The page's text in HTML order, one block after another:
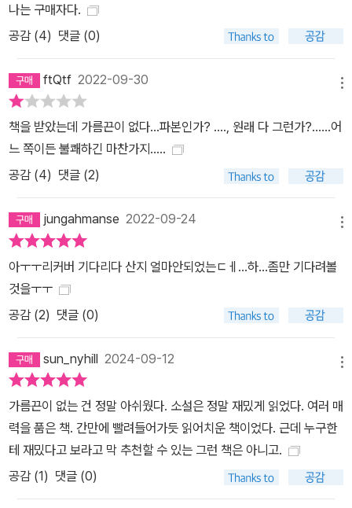
나는 구매자다.
공감 (4) 댓글 (0)
ftQtf 2022-09-30
책을 받았는데 가름끈이 없다...파본인가? ...., 원래 다 그런가?......어
느 쪽이든 불쾌하긴 마찬가지.....
공감 (4) 댓글 (2)
jungahmanse 2022-09-24
아ㅜㅜ리커버 기다리다 산지 얼마안되었는ㄷㅔ...하...좀만 기다려볼
것을ㅜㅜ
공감 (2) 댓글 (0)
sun_nyhill 2024-09-12
가름끈이 없는 건 정말 아쉬웠다. 소설은 정말 재밌게 읽었다. 여러 매
력을 품은 책. 간만에 빨려들어가듯 읽어치운 책이었다. 근데 누구한
테 재밌다고 보라고 막 추천할 수 있는 그런 책은 아니고.
공감 (1) 댓글 (0)